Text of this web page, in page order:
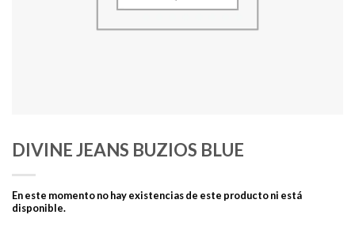
DIVINE JEANS BUZIOS BLUE
En este momento no hay existencias de este producto ni está
disponible.